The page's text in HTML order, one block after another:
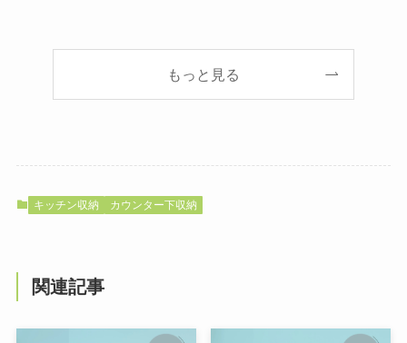
もっと見る
キッチン収納 カウンター下収納
関連記事